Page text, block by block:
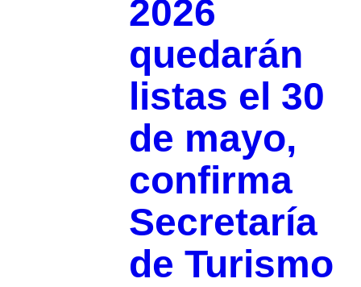
2026
quedarán
listas el 30
de mayo,
confirma
Secretaría
de Turismo